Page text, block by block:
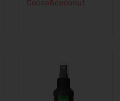
Cocoa&coconut